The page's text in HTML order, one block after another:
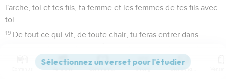
l'arche, toi et tes fils, ta femme et les femmes de tes fils avec
toi.
19 De tout ce qui vit, de toute chair, tu feras entrer dans
l'arche deux de chaque espèce, pour les conserver en vie
avec toi : il y aura un mâle et une femelle.
Versions Commentaires Strong